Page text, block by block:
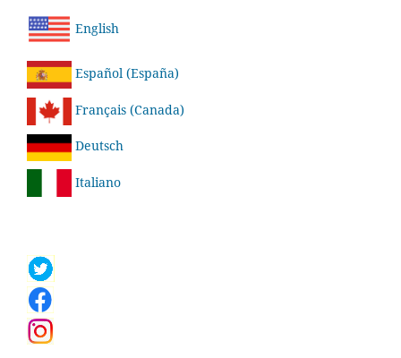
English
Español (España)
Français (Canada)
Deutsch
Italiano